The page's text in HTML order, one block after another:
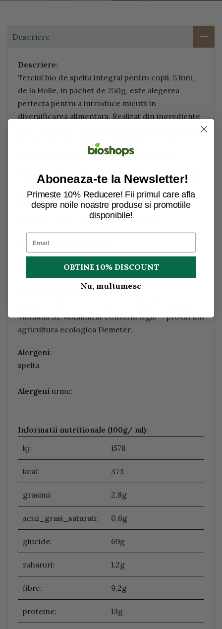
Descriere
Descriere:
Terciul bio de spelta integral pentru copii, 5 luni,
de la Holle, in pachet de 250g, este alegerea
perfecta pentru a introduce micutii in
diversificarea alimentara. Realizat din ingrediente
100% organice, acest terci ofera o sursa excelenta
de nutrienti esentiali, ideali pentru dezvoltarea
sanatoasa a bebelusilor. Spelta integrala este
o digestie sanatoasa si o crestere echilibrata. Fara
adaos de zahar, conservanti sau aditivi, terciul
Holle este sigur si nutritiv pentru cei mici.
Bucurati-va de o alimentatie sanatoasa si
hranitoare pentru copilul dvs. cu terciul bio de
spelta integral de la Holle
Ingrediente:
faina integrala din
Vitamina B1, vitaminizat conform legii. **provin din
agricultura ecologica Demeter.
Alergeni:
spelta
Alergeni urme:
Informatii nutritionale (100g/ ml):
kj:
1578
kcal: 373
grasimi: 2,8g
acizi_grasi_saturati: 0,6g
glucide: 69g
zaharuri: 1,2g
fibre: 9,2g
proteine: 13g
Aboneaza-te la Newsletter!
Primeste 10% Reducere! Fii primul care afla
despre noile noastre produse si promotiile
disponibile!
OBTINE 10% DISCOUNT
Nu, multumesc